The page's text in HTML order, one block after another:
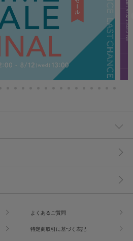
よくあるご質問
特定商取引に基づく表記